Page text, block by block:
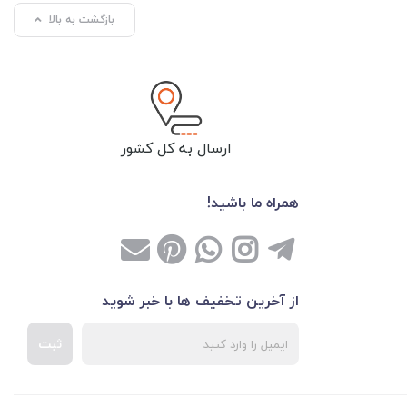
بازگشت به بالا
ارسال به کل کشور
همراه ما باشید!
از آخرین تخفیف ها با خبر شوید
ثبت